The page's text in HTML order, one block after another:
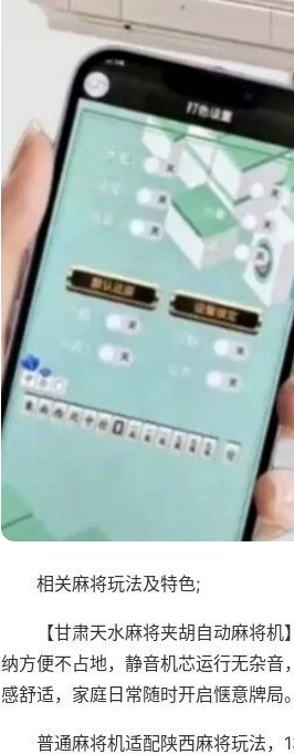
相关麻将玩法及特色;
【甘肃天水麻将夹胡自动麻将
纳方便不占地，静音机芯运行无杂
感舒适，家庭日常随时开启惬意牌局。
普通麻将机适配陕西麻将玩法，